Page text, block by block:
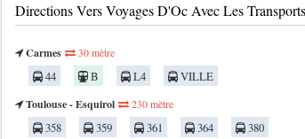
Directions Vers Voyages D'Oc Avec Les
Carmes 30 mètre
44 B L4
VILLE
Toulouse - Esquirol
230 mètre
358 359 361 364
380